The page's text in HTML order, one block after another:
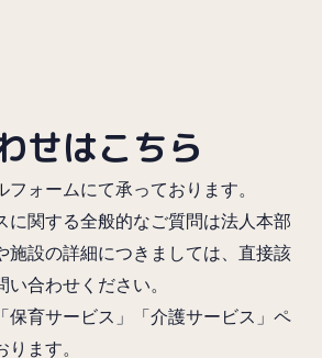
せはこちら
フォームにて承っております。
に関する全般的なご質問は法人本部
施設の詳細につきましては、直接該
合わせください。
保育サービス」「介護サービス」ペ
ます。